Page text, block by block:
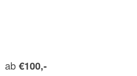
ab €100,-